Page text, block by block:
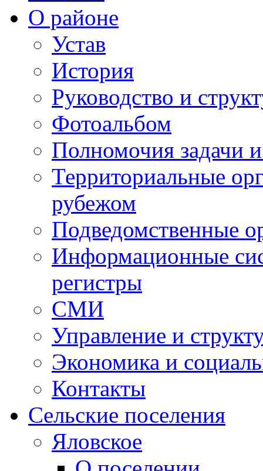
О районе
Устав
История
Руководство и
Фотоальбом
Полномочия задачи
Территориальные
рубежом
Подведомственные
Информационные
регистры
СМИ
Управление и
Экономика и
Контакты
Сельские поселения
Яловское